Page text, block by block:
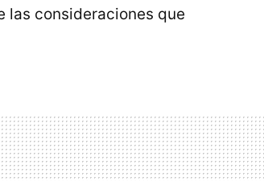
las consideraciones que